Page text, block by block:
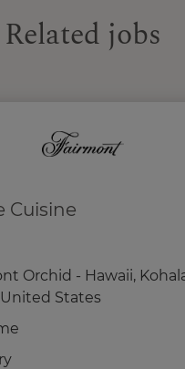
Related jobs
Cuisine
Orchid - Hawaii,
United States